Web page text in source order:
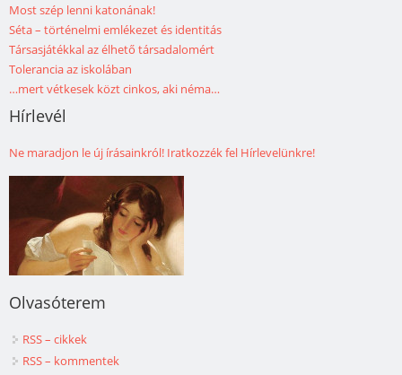
Most szép lenni katonának!
Séta – történelmi emlékezet és identitás
Társasjátékkal az élhető társadalomért
Tolerancia az iskolában
…mert vétkesek közt cinkos, aki néma…
Hírlevél
Ne maradjon le új írásainkról! Iratkozzék fel Hírlevelünkre!
Olvasóterem
RSS – cikkek
RSS – kommentek